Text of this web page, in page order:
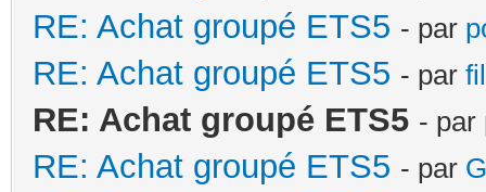
RE: Achat groupé ETS5 - par
RE: Achat groupé ETS5 - par
RE: Achat groupé ETS5 - par
RE: Achat groupé ETS5 - par